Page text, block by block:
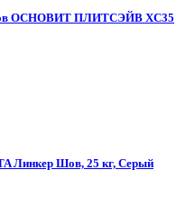
ОСНОВИТ ПЛИТСЭЙВ XC35
Линкер Шов, 25 кг, Серый